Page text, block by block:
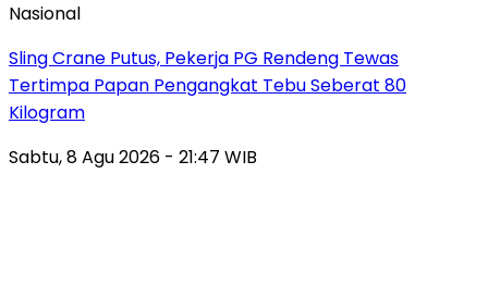
Nasional
Sling Crane Putus, Pekerja PG Rendeng Tewas
Tertimpa Papan Pengangkat Tebu Seberat 80
Kilogram
Sabtu, 8 Agu 2026 - 21:47 WIB